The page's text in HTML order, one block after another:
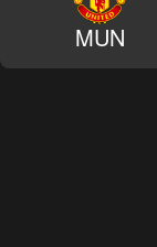
MUN